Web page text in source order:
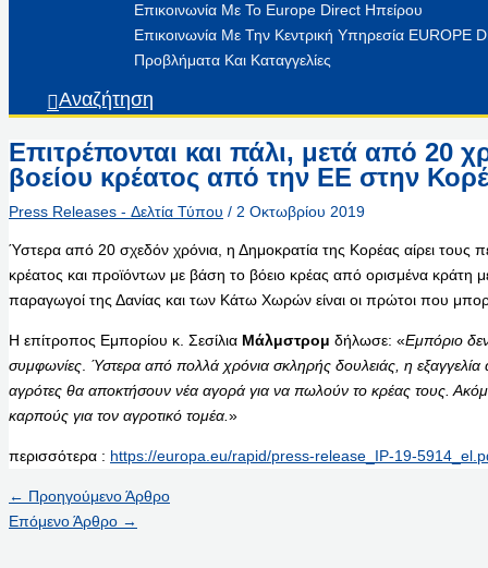
Επικοινωνία Με Το Europe Direct Ηπείρου
Επικοινωνία Με Την Κεντρική Υπηρεσία EUROPE
Προβλήματα Και Καταγγελίες
Αναζήτηση
Επιτρέπονται και πάλι, μετά από 20
βοείου κρέατος από την ΕΕ στην
Press Releases - Δελτία Τύπου / 2 Οκτωβρίου 2019
Ύστερα από 20 σχεδόν χρόνια, η Δημοκρατία της Κορέας αίρει τους
κρέατος και προϊόντων με βάση το βόειο κρέας από ορισμένα
παραγωγοί της Δανίας και των Κάτω Χωρών είναι οι πρώτοι που
Η επίτροπος Εμπορίου κ. Σεσίλια Μάλμστρομ δήλωσε: «Εμπόριο
συμφωνίες Ύστερα από πολλά χρόνια σκληρής δουλειάς, η εξαγγελία
αγρότες θα αποκτήσουν νέα αγορά για να πωλούν το κρέας τους.
καρπούς για τον αγροτικό τομέα. »
περισσότερα : https://europa.eu/rapid/press-release_IP-19-
← Προηγούμενο Άρθρο
Επόμενο Άρθρο →